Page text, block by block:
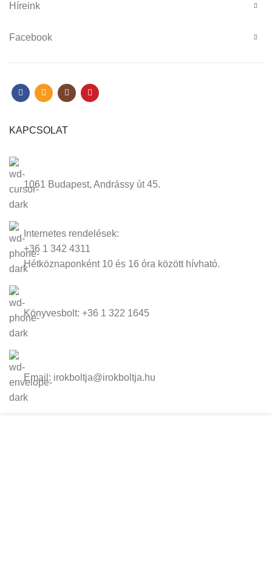
Híreink
Facebook
KAPCSOLAT
1061 Budapest, Andrássy út 45.
Internetes rendelések:
+36 1 342 4311
Hétköznaponként 10 és 16 óra között hívható.
Könyvesbolt: +36 1 322 1645
Email: irokboltja@irokboltja.hu